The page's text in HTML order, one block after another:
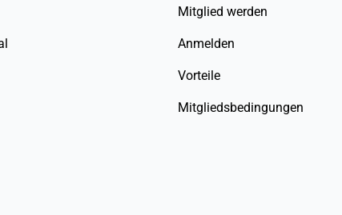
Mitglied werden
Anmelden
Vorteile
Mitgliedsbedingungen